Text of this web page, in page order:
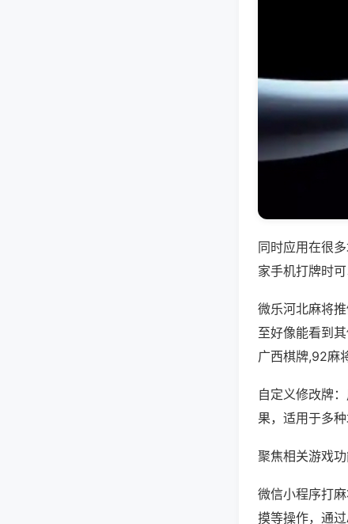
同时应用在很
家手机打牌时
微乐河北麻将
至好像能看到
广西棋牌,92麻
自定义修改牌
果，适用于多
聚焦相关游戏功
微信小程序打
摸等操作，通